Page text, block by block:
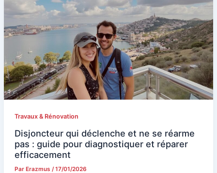
Travaux & Rénovation
Disjoncteur qui déclenche et ne se réarme
pas : guide pour diagnostiquer et réparer
efficacement
Par Erazmus /17/01/2026